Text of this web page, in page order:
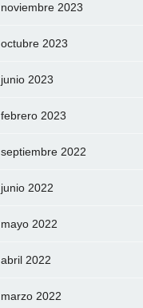
noviembre 2023
octubre 2023
junio 2023
febrero 2023
septiembre 2022
junio 2022
mayo 2022
abril 2022
marzo 2022